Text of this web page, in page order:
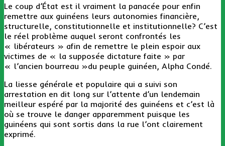
Le coup d’État est il vraiment la panacée pour enfin
remettre aux guinéens leurs autonomies financière,
structurelle, constitutionnelle et institutionnelle? C’est
le réel problème auquel seront confrontés les
« libérateurs » afin de remettre le plein espoir aux
victimes de « la supposée dictature faite » par
« l’ancien bourreau »du peuple guinéen, Alpha Condé.
La liesse générale et populaire qui a suivi son
arrestation en dit long sur l’attente d’un lendemain
meilleur espéré par la majorité des guinéens et c’est là
où se trouve le danger apparemment puisque les
guinéens qui sont sortis dans la rue l’ont clairement
exprimé.